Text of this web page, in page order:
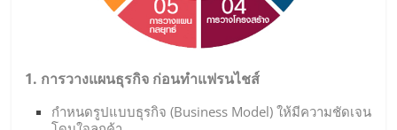
1. การวางแผนธุรกิจ ก่อนทำแฟรนไชส์
กำหนดรูปแบบธุรกิจ (Business Model) ให้มีความชัดเจน